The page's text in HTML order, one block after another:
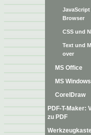
Browser
CSS und
Text und
over
MS Office
MS Windows
CorelDraw
PDF-T-Maker:
zu PDF